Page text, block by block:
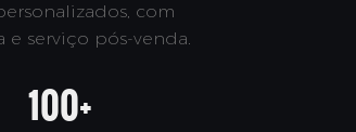
com
serviço pós-venda.
100+